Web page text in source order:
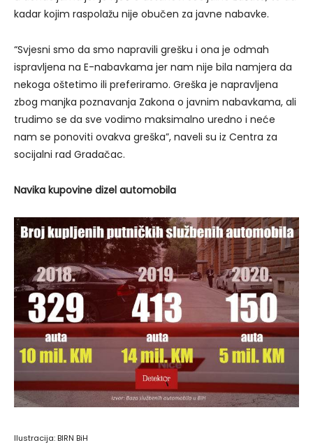
kadar kojim raspolažu nije obučen za javne nabavke.
“Svjesni smo da smo napravili grešku i ona je odmah
ispravljena na E-nabavkama jer nam nije bila namjera da
nekoga oštetimo ili preferiramo. Greška je napravljena
zbog manjka poznavanja Zakona o javnim nabavkama, ali
trudimo se da sve vodimo maksimalno uredno i neće
nam se ponoviti ovakva greška”, naveli su iz Centra za
socijalni rad Gradačac.
Navika kupovine dizel automobila
Ilustracija: BIRN BiH